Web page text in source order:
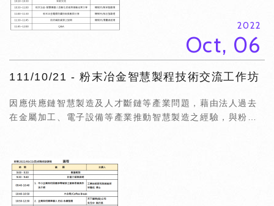
2022
Oct, 06
111/10/21 - 粉末冶金智慧製程技術交流工作坊
因應供應鏈智慧製造及人才斷鏈等產業問題，藉由法人過去
在金屬加工、電子設備等產業推動智慧製造之經驗，與粉末